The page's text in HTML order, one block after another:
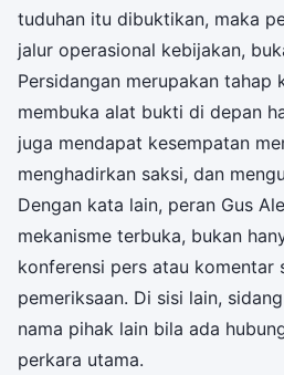
tuduhan itu dibuktikan, maka
jalur operasional kebijakan,
Persidangan merupakan tahap
membuka alat bukti di depan
juga mendapat kesempatan
menghadirkan saksi, dan
Dengan kata lain, peran Gus
mekanisme terbuka, bukan
konferensi pers atau komentar
pemeriksaan. Di sisi lain,
nama pihak lain bila ada
perkara utama.